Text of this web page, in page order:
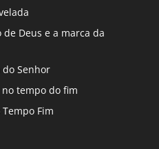
Deus e a marca da
Senhor
no tempo do fim
Fim